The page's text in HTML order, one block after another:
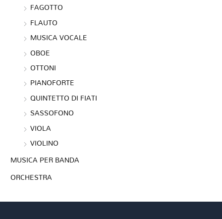
FAGOTTO
FLAUTO
MUSICA VOCALE
OBOE
OTTONI
PIANOFORTE
QUINTETTO DI FIATI
SASSOFONO
VIOLA
VIOLINO
MUSICA PER BANDA
ORCHESTRA